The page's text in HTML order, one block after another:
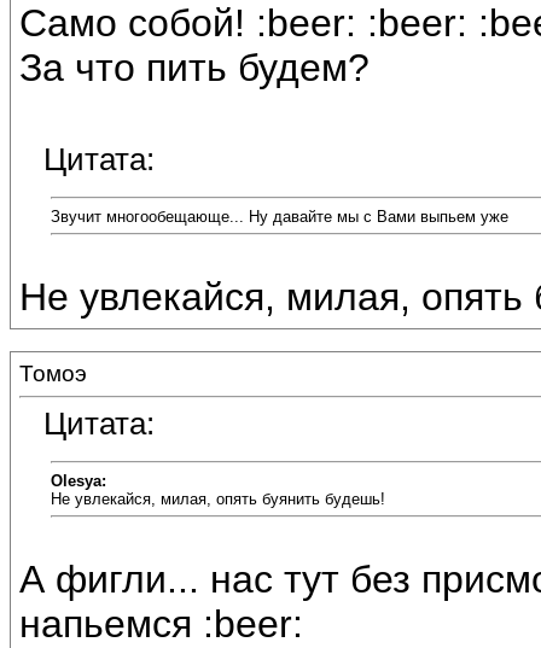
Само собой! :beer: :beer:
За что пить будем?
Цитата:
Звучит многообещающе... Ну давайте мы с Вами выпьем уже
Не увлекайся, милая,
Томоэ
Цитата:
Olesya:
Не увлекайся, милая, опять буянить будешь!
А фигли... нас тут без
напьемся :beer: